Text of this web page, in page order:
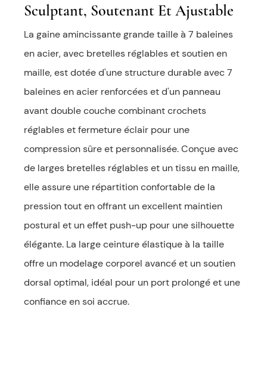
Sculptant, Soutenant Et Ajustable
La gaine amincissante grande taille à 7 baleines
en acier, avec bretelles réglables et soutien en
maille, est dotée d'une structure durable avec 7
baleines en acier renforcées et d'un panneau
avant double couche combinant crochets
réglables et fermeture éclair pour une
compression sûre et personnalisée. Conçue avec
de larges bretelles réglables et un tissu en maille,
elle assure une répartition confortable de la
pression tout en offrant un excellent maintien
postural et un effet push-up pour une silhouette
élégante. La large ceinture élastique à la taille
offre un modelage corporel avancé et un soutien
dorsal optimal, idéal pour un port prolongé et une
confiance en soi accrue.